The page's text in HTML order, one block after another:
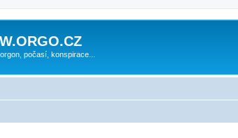
počasí, konspirace...